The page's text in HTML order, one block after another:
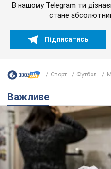
В нашому Telegram ти
стане
Підписатись
Спорт Футбол
Важливе